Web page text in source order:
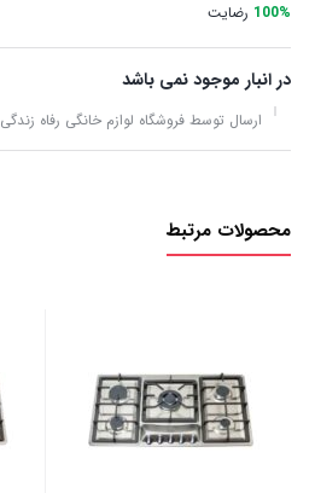
100% رضایت
در انبار موجود نمی باشد
ارسال توسط فروشگاه لوازم خانگی رفاه زندگی
محصولات مرتبط